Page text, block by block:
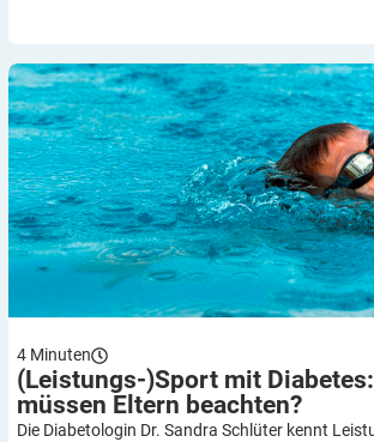
(Leistungs-)Sport mit Diabetes: Was
4 Minuten
(Leistungs-)Sport mit
müssen Eltern beachten?
Die Diabetologin Dr. Sandra Schlüter kennt